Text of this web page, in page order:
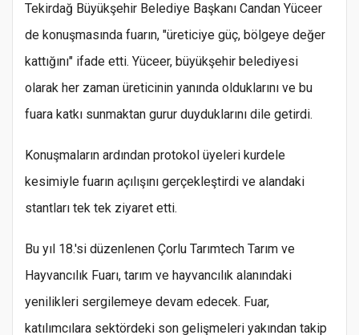
Tekirdağ Büyükşehir Belediye Başkanı Candan Yüceer
de konuşmasında fuarın, "üreticiye güç, bölgeye değer
kattığını" ifade etti. Yüceer, büyükşehir belediyesi
olarak her zaman üreticinin yanında olduklarını ve bu
fuara katkı sunmaktan gurur duyduklarını dile getirdi.
Konuşmaların ardından protokol üyeleri kurdele
kesimiyle fuarın açılışını gerçekleştirdi ve alandaki
stantları tek tek ziyaret etti.
Bu yıl 18.'si düzenlenen Çorlu Tarımtech Tarım ve
Hayvancılık Fuarı, tarım ve hayvancılık alanındaki
yenilikleri sergilemeye devam edecek. Fuar,
katılımcılara sektördeki son gelişmeleri yakından takip